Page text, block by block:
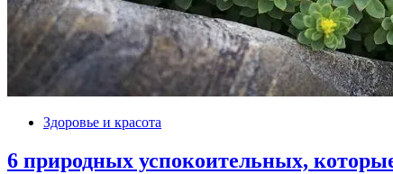
Здоровье и красота
6 природных успокоительных,